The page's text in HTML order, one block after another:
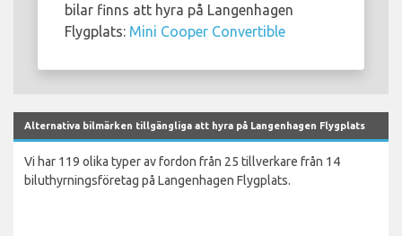
bilar finns att hyra på Langenhagen
Flygplats: Mini Cooper Convertible
Alternativa bilmärken tillgängliga att hyra på Langenhagen Flygplats
Vi har 119 olika typer av fordon från 25 tillverkare från 14
biluthyrningsföretag på Langenhagen Flygplats.